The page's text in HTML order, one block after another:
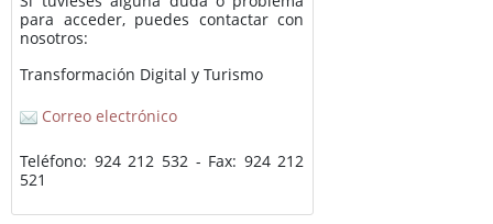
para acceder, puedes contactar con
nosotros:
Transformación Digital y Turismo
Correo electrónico
Teléfono: 924 212 532 - Fax: 924 212
521